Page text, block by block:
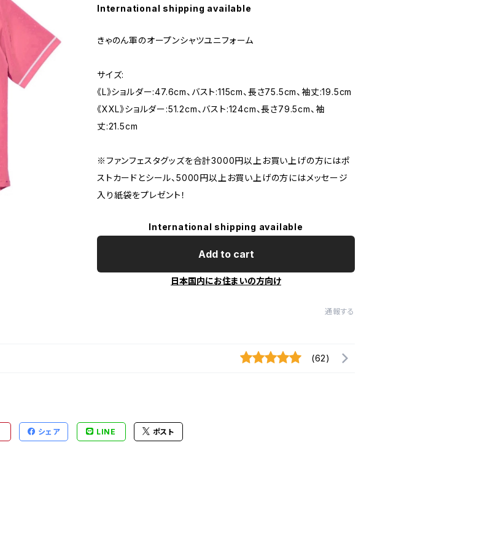
International shipping available
きゃのん軍のオープンシャツユニフォーム
サイズ:
《L》ショルダー:47.6cm、バスト:115cm、長さ75.5cm、袖丈:19.5cm
《XXL》ショルダー:51.2cm、バスト:124cm、長さ79.5cm、袖
丈:21.5cm
※ファンフェスタグッズを合計3000円以上お買い上げの方にはポ
ストカードとシール、5000円以上お買い上げの方にはメッセージ
入り紙袋をプレゼント！
International shipping available
Add to cart
日本国内にお住まいの方向け
通報する
(62)
シェア LINE ポスト